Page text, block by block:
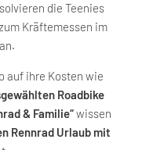
die Teenies
Kräftemessen im
auf ihre Kosten wie
Roadbike
& Familie“wissen
Rennrad Urlaub mit